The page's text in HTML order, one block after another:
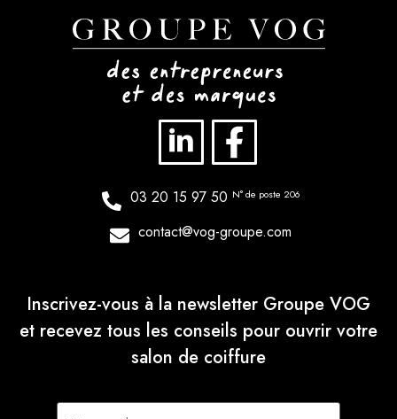
03 20 15 97 50 N° de poste 206
contact@vog-groupe.com
Inscrivez-vous à la newsletter Groupe VOG
et recevez tous les conseils pour ouvrir votre
salon de coiffure
E-